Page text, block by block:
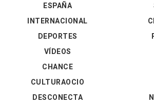
ESPAÑA
INTERNACIONAL
DEPORTES
VÍDEOS
CHANCE
CULTURAOCIO
DESCONECTA